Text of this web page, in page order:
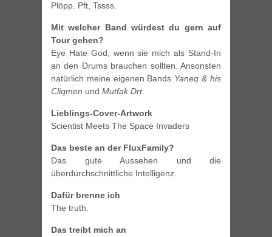
Plöpp. Pft, Tssss.
Mit welcher Band würdest du gern auf
Tour gehen?
Eye Hate God, wenn sie mich als Stand-In
an den Drums brauchen sollten. Ansonsten
natürlich meine eigenen Bands Yaneq & his
Cliqmen und Mutfak Drt.
Lieblings-Cover-Artwork
Scientist Meets The Space Invaders
Das beste an der FluxFamily?
Das gute Aussehen und die
überdurchschnittliche Intelligenz.
Dafür brenne ich
The truth.
Das treibt mich an